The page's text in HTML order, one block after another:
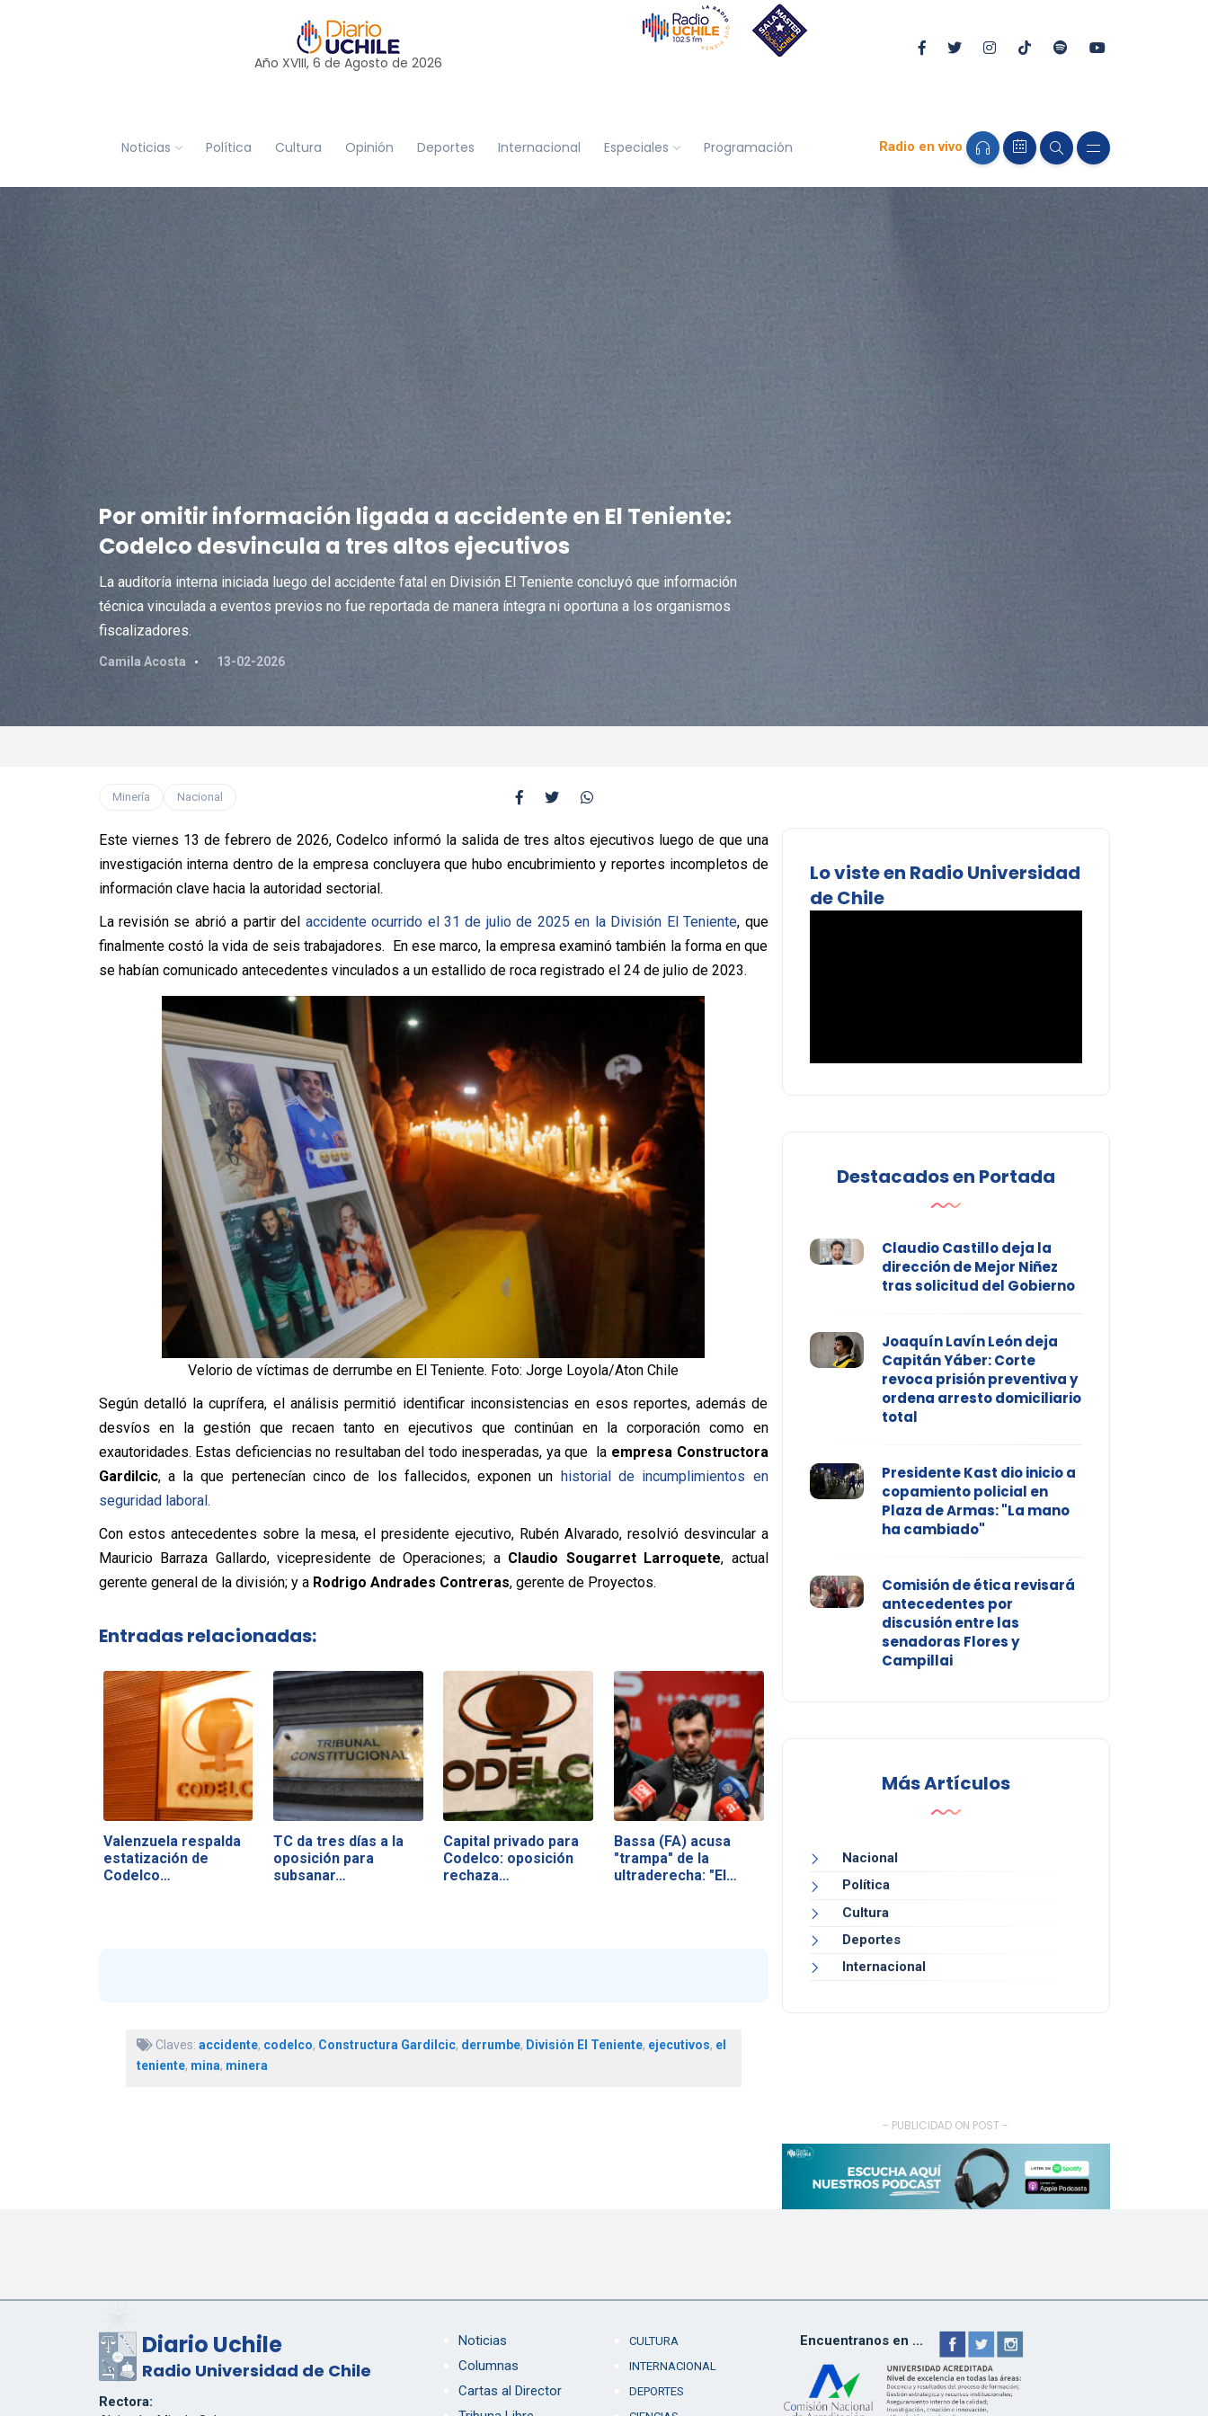
Año XVIII, 6 de Agosto de 2026
Noticias Política Cultura Opinión Deportes Internacional Especiales Programación Radio en vivo
Por omitir información ligada a accidente en El Teniente:
Codelco desvincula a tres altos ejecutivos
La auditoría interna iniciada luego del accidente fatal en División El Teniente concluyó que información
técnica vinculada a eventos previos no fue reportada de manera íntegra ni oportuna a los organismos
fiscalizadores.
Camila Acosta 13-02-2026
Minería Nacional
Este viernes 13 de febrero de 2026, Codelco informó la salida de tres altos ejecutivos luego de que una
investigación interna dentro de la empresa concluyera que hubo encubrimiento y reportes incompletos de
información clave hacia la autoridad sectorial.
La revisión se abrió a partir del accidente ocurrido el 31 de julio de 2025 en la División El Teniente, que
finalmente costó la vida de seis trabajadores. En ese marco, la empresa examinó también la forma en que
se habían comunicado antecedentes vinculados a un estallido de roca registrado el 24 de julio de 2023.
Velorio de víctimas de derrumbe en El Teniente. Foto: Jorge Loyola/Aton Chile
Según detalló la cuprífera, el análisis permitió identificar inconsistencias en esos reportes, además de
desvíos en la gestión que recaen tanto en ejecutivos que continúan en la corporación como en
exautoridades. Estas deficiencias no resultaban del todo inesperadas, ya que la empresa Constructora
Gardilcic, a la que pertenecían cinco de los fallecidos, exponen un historial de incumplimientos en
seguridad laboral.
Con estos antecedentes sobre la mesa, el presidente ejecutivo, Rubén Alvarado, resolvió desvincular a
Mauricio Barraza Gallardo, vicepresidente de Operaciones; a Claudio Sougarret Larroquete, actual
gerente general de la división; y a Rodrigo Andrades Contreras, gerente de Proyectos.
Entradas relacionadas:
Valenzuela respalda
estatización de
Codelco…
TC da tres días a la
oposición para
subsanar…
Capital privado para
Codelco: oposición
rechaza…
Bassa (FA) acusa
"trampa" de la
ultraderecha: "El…
Claves: accidente, codelco, Constructura Gardilcic, derrumbe, División El Teniente, ejecutivos, el
teniente, mina, minera
Lo viste en Radio Universidad
de Chile
Destacados en Portada
Claudio Castillo deja la
dirección de Mejor Niñez
tras solicitud del Gobierno
Joaquín Lavín León deja
Capitán Yáber: Corte
revoca prisión preventiva y
ordena arresto domiciliario
total
Presidente Kast dio inicio a
copamiento policial en
Plaza de Armas: "La mano
ha cambiado"
Comisión de ética revisará
antecedentes por
discusión entre las
senadoras Flores y
Campillai
Más Artículos
Nacional
Política
Cultura
Deportes
Internacional
- PUBLICIDAD ON POST -
Diario Uchile
Radio Universidad de Chile
Rectora:
Noticias
Columnas
Cartas al Director
CULTURA
INTERNACIONAL
DEPORTES
Encuentranos en ...